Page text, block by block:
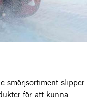
smörjsortiment slipper
för att kunna